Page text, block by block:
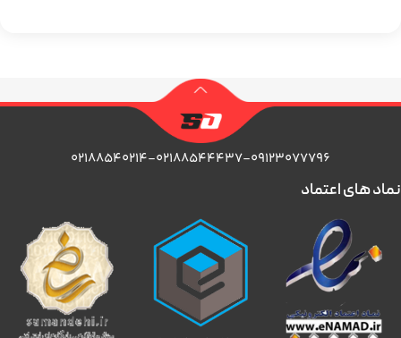
۰۲۱۸۸۵۴۰۲۱۴-۰۲۱۸۸۵۴۴۴۳۷-۰۹۱۲۳۰۷۷۷۹۶
نماد های اعتماد